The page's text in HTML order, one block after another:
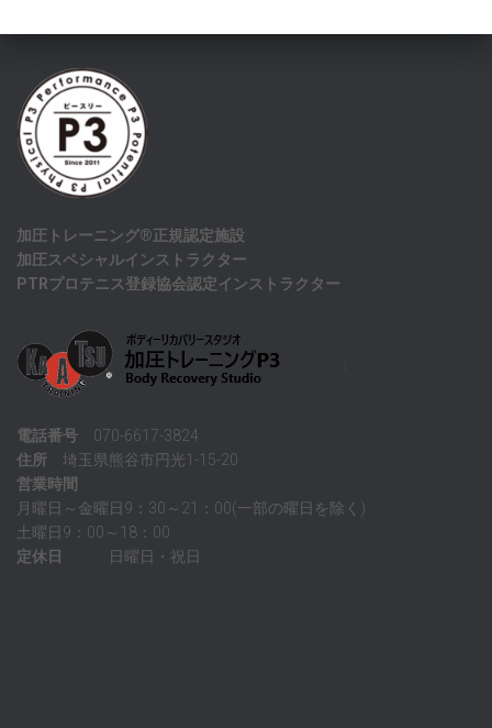
加圧トレーニング®正規認定施設
加圧スペシャルインストラクター
PTRプロテニス登録協会認定インストラクター
電話番号 070-6617-3824
住所 埼玉県熊谷市円光1-15-20
営業時間
月曜日～金曜日9：30～21：00(一部の曜日を除く)
土曜日9：00～18：00
定休日
日曜日・祝日